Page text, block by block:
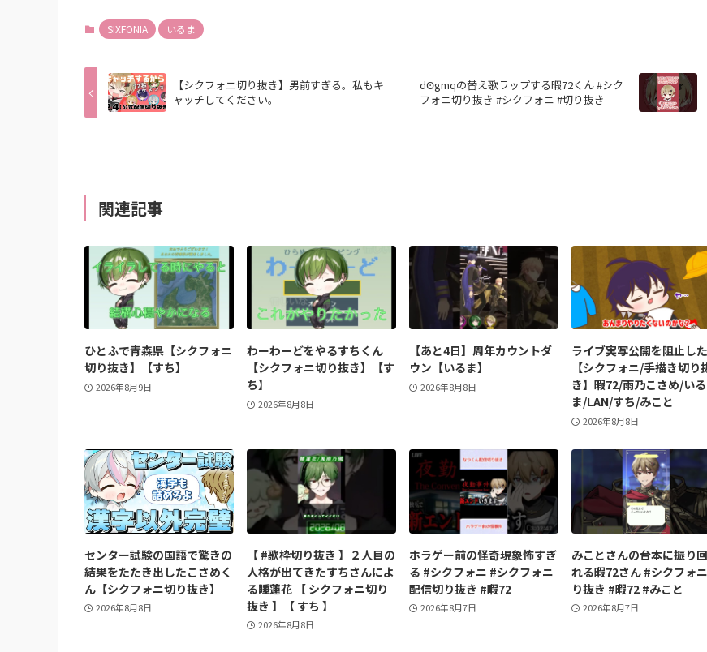
SIXFONIA いるま
【シクフォニ切り抜き】男前すぎる。私もキ
ャッチしてください。
dꙨgmqの替え歌ラップする暇72くん #シク
フォニ切り抜き #シクフォニ #切り抜き
関連記事
ひとふで青森県【シクフォニ
切り抜き】【すち】
2026年8月9日
わーわーどをやるすちくん
【シクフォニ切り抜き】【す
ち】
2026年8月8日
【あと4日】周年カウントダ
ウン【いるま】
2026年8月8日
ライブ実写公開を阻止し
【シクフォニ/手描き切り
き】暇72/雨乃こさめ/いる
ま/LAN/すち/みこと
2026年8月8日
センター試験の国語で驚きの
結果をたたき出したこさめく
ん【シクフォニ切り抜き】
2026年8月8日
【 #歌枠切り抜き 】２人目の
人格が出てきたすちさんによ
る睡蓮花 【 シクフォニ切り
抜き 】【 すち 】
2026年8月8日
ホラゲー前の怪奇現象怖すぎ
る #シクフォニ #シクフォニ
配信切り抜き #暇72
2026年8月7日
みことさんの台本に振り
れる暇72さん #シクフォ
り抜き #暇72 #みこと
2026年8月7日